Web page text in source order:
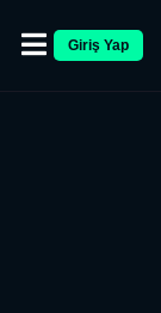
Giriş Yap